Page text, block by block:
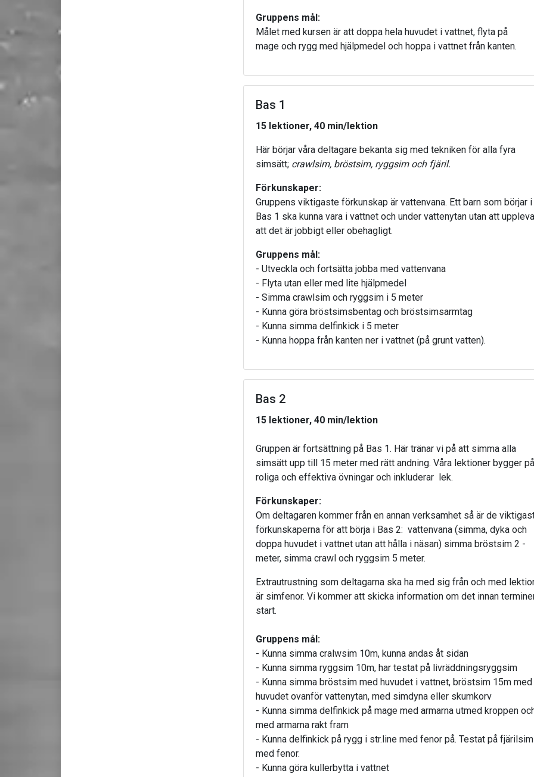
Gruppens mål:
Målet med kursen är att doppa hela huvudet i vattnet, flyta på
mage och rygg med hjälpmedel och hoppa i vattnet från kanten.
Bas 1
15 lektioner, 40 min/lektion
Här börjar våra deltagare bekanta sig med tekniken för alla fyra
simsätt; crawlsim, bröstsim, ryggsim och fjäril.
Förkunskaper:
Gruppens viktigaste förkunskap är vattenvana. Ett barn som börjar i
Bas 1 ska kunna vara i vattnet och under vattenytan utan att uppleva
att det är jobbigt eller obehagligt.
Gruppens mål:
- Utveckla och fortsätta jobba med vattenvana
- Flyta utan eller med lite hjälpmedel
- Simma crawlsim och ryggsim i 5 meter
- Kunna göra bröstsimsbentag och bröstsimsarmtag
- Kunna simma delfinkick i 5 meter
- Kunna hoppa från kanten ner i vattnet (på grunt vatten).
Bas 2
15 lektioner, 40 min/lektion
Gruppen är fortsättning på Bas 1. Här tränar vi på att simma alla
simsätt upp till 15 meter med rätt andning. Våra lektioner bygger på
roliga och effektiva övningar och inkluderar lek.
Förkunskaper:
Om deltagaren kommer från en annan verksamhet så är de
förkunskaperna för att börja i Bas 2: vattenvana (simma, dyka och
doppa huvudet i vattnet utan att hålla i näsan) simma bröstsim 2 -
meter, simma crawl och ryggsim 5 meter.
Extrautrustning som deltagarna ska ha med sig från och med
är simfenor. Vi kommer att skicka information om det innan
start.
Gruppens mål:
- Kunna simma cralwsim 10m, kunna andas åt sidan
- Kunna simma ryggsim 10m, har testat på livräddningsryggsim
- Kunna simma bröstsim med huvudet i vattnet, bröstsim 15m med
huvudet ovanför vattenytan, med simdyna eller skumkorv
- Kunna simma delfinkick på mage med armarna utmed kroppen
med armarna rakt fram
- Kunna delfinkick på rygg i str.line med fenor på. Testat på fjärilsim
med fenor.
- Kunna göra kullerbytta i vattnet